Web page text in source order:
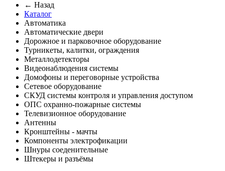
← Назад
Каталог
Автоматика
Автоматические двери
Дорожное и парковочное оборудование
Турникеты, калитки, ограждения
Металлодетекторы
Видеонаблюдения cистемы
Домофоны и переговорные устройства
Сетевое оборудование
СКУД системы контроля и управления доступом
ОПС охранно-пожарные системы
Телевизионное оборудование
Антенны
Кронштейны - мачты
Компоненты электрофикации
Шнуры соеденительные
Штекеры и разъёмы